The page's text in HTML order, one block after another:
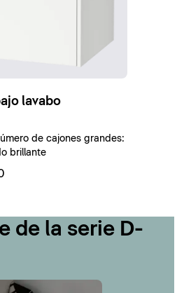
lavabo
de cajones grandes:
brillante
de la serie D-